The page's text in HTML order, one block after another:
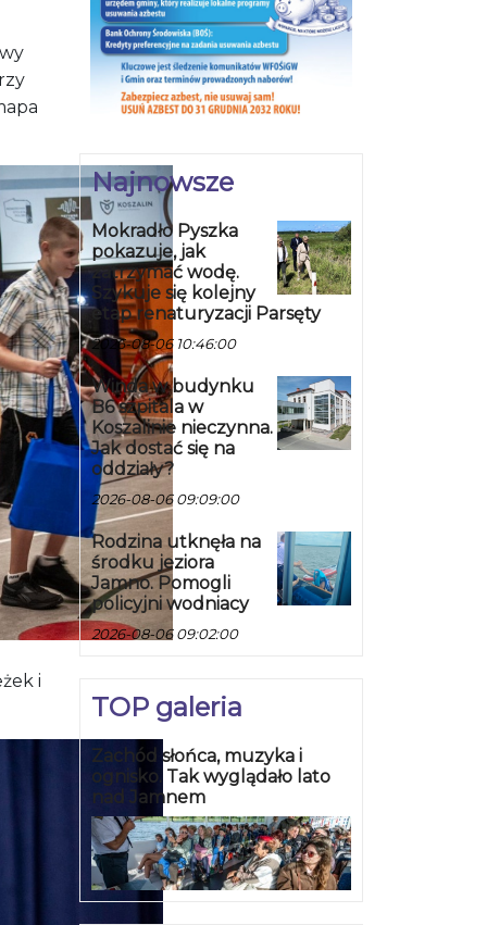
i
Najnowsze
Mokradło Pyszka
pokazuje, jak
zatrzymać wodę.
Szykuje się kolejny
etap renaturyzacji Parsęty
2026-08-06 10:46:00
Winda w budynku
B6 szpitala w
Koszalinie nieczynna.
Jak dostać się na
oddziały?
2026-08-06 09:09:00
Rodzina utknęła na
środku jeziora
Jamno. Pomogli
policyjni wodniacy
2026-08-06 09:02:00
TOP galeria
Zachód słońca, muzyka i
ognisko. Tak wyglądało lato
nad Jamnem